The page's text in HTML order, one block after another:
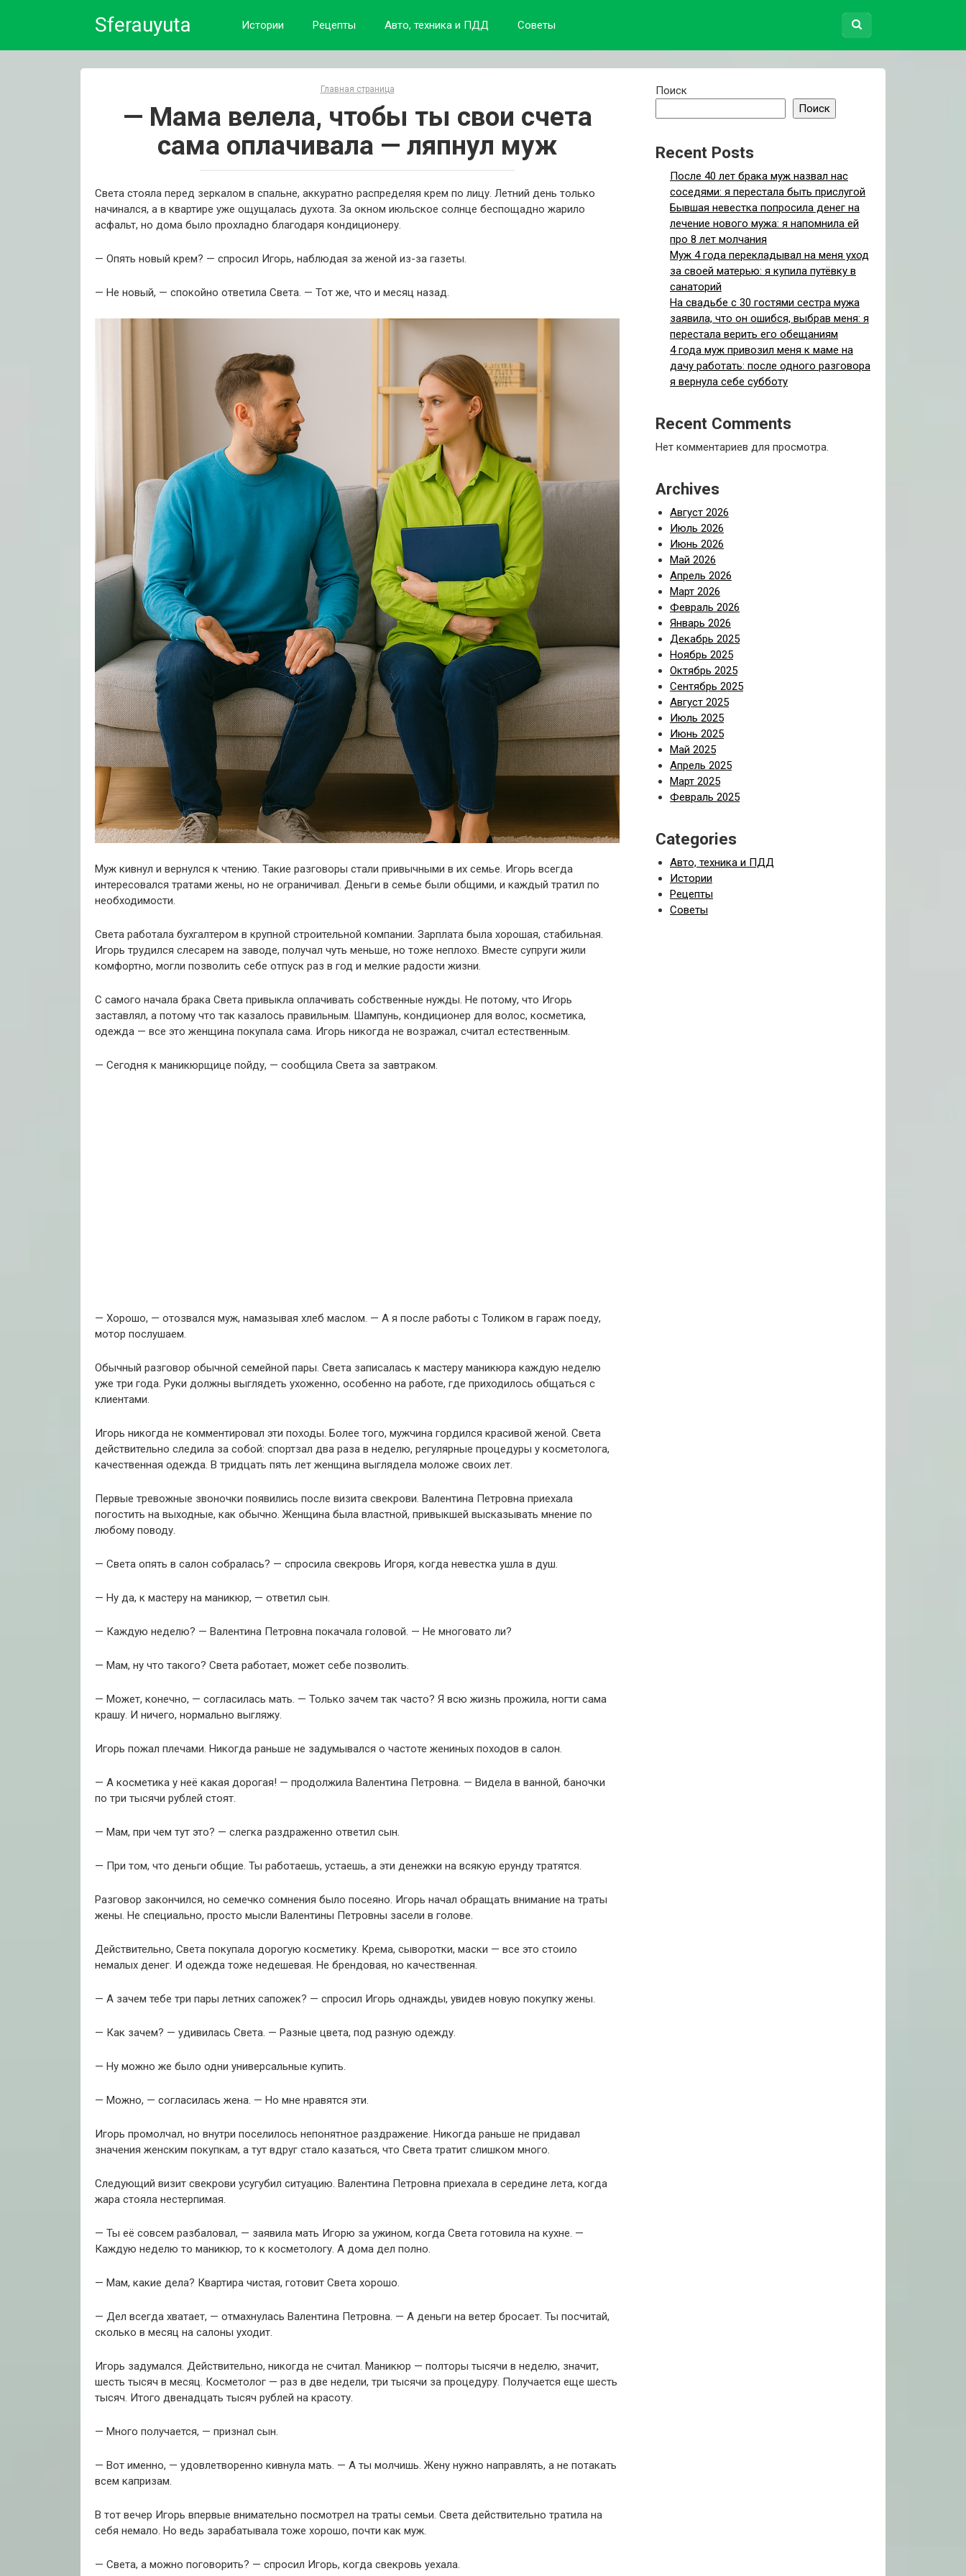
Sferauyuta Истории Рецепты Авто, техника и ПДД Советы
Главная страница
— Мама велела, чтобы ты свои счета
сама оплачивала — ляпнул муж
Света стояла перед зеркалом в спальне, аккуратно распределяя крем по лицу. Летний день только
начинался, а в квартире уже ощущалась духота. За окном июльское солнце беспощадно жарило
асфальт, но дома было прохладно благодаря кондиционеру.
— Опять новый крем? — спросил Игорь, наблюдая за женой из-за газеты.
— Не новый, — спокойно ответила Света. — Тот же, что и месяц назад.
Муж кивнул и вернулся к чтению. Такие разговоры стали привычными в их семье. Игорь всегда
интересовался тратами жены, но не ограничивал. Деньги в семье были общими, и каждый тратил по
необходимости.
Света работала бухгалтером в крупной строительной компании. Зарплата была хорошая, стабильная.
Игорь трудился слесарем на заводе, получал чуть меньше, но тоже неплохо. Вместе супруги жили
комфортно, могли позволить себе отпуск раз в год и мелкие радости жизни.
С самого начала брака Света привыкла оплачивать собственные нужды. Не потому, что Игорь
заставлял, а потому что так казалось правильным. Шампунь, кондиционер для волос, косметика,
одежда — все это женщина покупала сама. Игорь никогда не возражал, считал естественным.
— Сегодня к маникюрщице пойду, — сообщила Света за завтраком.
— Хорошо, — отозвался муж, намазывая хлеб маслом. — А я после работы с Толиком в гараж поеду,
мотор послушаем.
Обычный разговор обычной семейной пары. Света записалась к мастеру маникюра каждую неделю
уже три года. Руки должны выглядеть ухоженно, особенно на работе, где приходилось общаться с
клиентами.
Игорь никогда не комментировал эти походы. Более того, мужчина гордился красивой женой. Света
действительно следила за собой: спортзал два раза в неделю, регулярные процедуры у косметолога,
качественная одежда. В тридцать пять лет женщина выглядела моложе своих лет.
Первые тревожные звоночки появились после визита свекрови. Валентина Петровна приехала
погостить на выходные, как обычно. Женщина была властной, привыкшей высказывать мнение по
любому поводу.
— Света опять в салон собралась? — спросила свекровь Игоря, когда невестка ушла в душ.
— Ну да, к мастеру на маникюр, — ответил сын.
— Каждую неделю? — Валентина Петровна покачала головой. — Не многовато ли?
— Мам, ну что такого? Света работает, может себе позволить.
— Может, конечно, — согласилась мать. — Только зачем так часто? Я всю жизнь прожила, ногти сама
крашу. И ничего, нормально выгляжу.
Игорь пожал плечами. Никогда раньше не задумывался о частоте жениных походов в салон.
— А косметика у неё какая дорогая! — продолжила Валентина Петровна. — Видела в ванной, баночки
по три тысячи рублей стоят.
— Мам, при чем тут это? — слегка раздраженно ответил сын.
— При том, что деньги общие. Ты работаешь, устаешь, а эти денежки на всякую ерунду тратятся.
Разговор закончился, но семечко сомнения было посеяно. Игорь начал обращать внимание на траты
жены. Не специально, просто мысли Валентины Петровны засели в голове.
Действительно, Света покупала дорогую косметику. Крема, сыворотки, маски — все это стоило
немалых денег. И одежда тоже недешевая. Не брендовая, но качественная.
— А зачем тебе три пары летних сапожек? — спросил Игорь однажды, увидев новую покупку жены.
— Как зачем? — удивилась Света. — Разные цвета, под разную одежду.
— Ну можно же было одни универсальные купить.
— Можно, — согласилась жена. — Но мне нравятся эти.
Игорь промолчал, но внутри поселилось непонятное раздражение. Никогда раньше не придавал
значения женским покупкам, а тут вдруг стало казаться, что Света тратит слишком много.
Следующий визит свекрови усугубил ситуацию. Валентина Петровна приехала в середине лета, когда
жара стояла нестерпимая.
— Ты её совсем разбаловал, — заявила мать Игорю за ужином, когда Света готовила на кухне. —
Каждую неделю то маникюр, то к косметологу. А дома дел полно.
— Мам, какие дела? Квартира чистая, готовит Света хорошо.
— Дел всегда хватает, — отмахнулась Валентина Петровна. — А деньги на ветер бросает. Ты посчитай,
сколько в месяц на салоны уходит.
Игорь задумался. Действительно, никогда не считал. Маникюр — полторы тысячи в неделю, значит,
шесть тысяч в месяц. Косметолог — раз в две недели, три тысячи за процедуру. Получается еще шесть
тысяч. Итого двенадцать тысяч рублей на красоту.
— Много получается, — признал сын.
— Вот именно, — удовлетворенно кивнула мать. — А ты молчишь. Жену нужно направлять, а не потакать
всем капризам.
В тот вечер Игорь впервые внимательно посмотрел на траты семьи. Света действительно тратила на
себя немало. Но ведь зарабатывала тоже хорошо, почти как муж.
— Света, а можно поговорить? — спросил Игорь, когда свекровь уехала.
Поиск
Поиск
Recent Posts
После 40 лет брака муж назвал нас
соседями: я перестала быть прислугой
Бывшая невестка попросила денег на
лечение нового мужа: я напомнила ей
про 8 лет молчания
Муж 4 года перекладывал на меня уход
за своей матерью: я купила путёвку в
санаторий
На свадьбе с 30 гостями сестра мужа
заявила, что он ошибся, выбрав меня: я
перестала верить его обещаниям
4 года муж привозил меня к маме на
дачу работать: после одного разговора
я вернула себе субботу
Recent Comments
Нет комментариев для просмотра.
Archives
Август 2026
Июль 2026
Июнь 2026
Май 2026
Апрель 2026
Март 2026
Февраль 2026
Январь 2026
Декабрь 2025
Ноябрь 2025
Октябрь 2025
Сентябрь 2025
Август 2025
Июль 2025
Июнь 2025
Май 2025
Апрель 2025
Март 2025
Февраль 2025
Categories
Авто, техника и ПДД
Истории
Рецепты
Советы